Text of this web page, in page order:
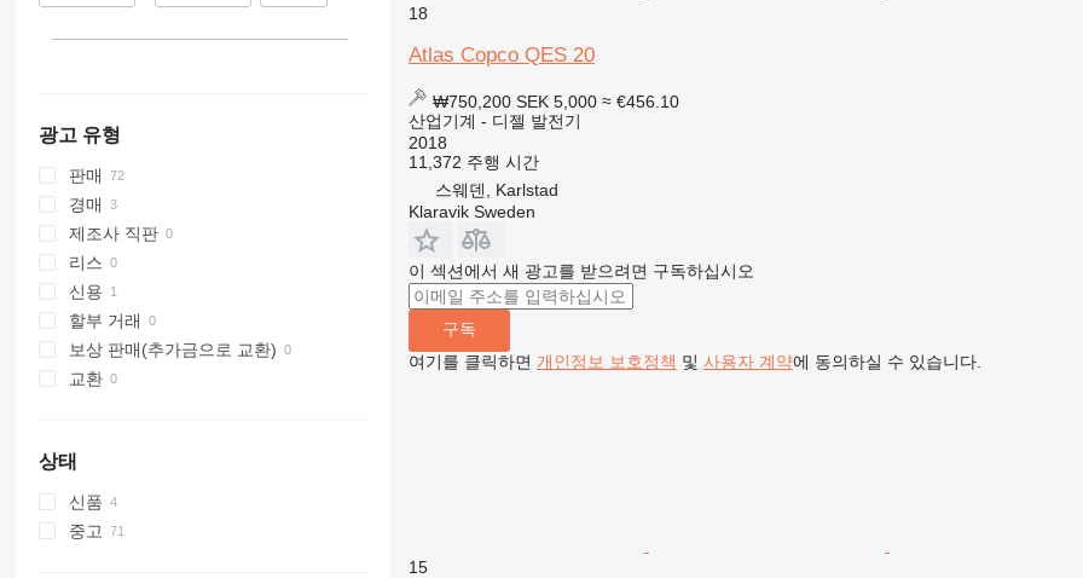
XAS 87
XAS 186
광고 유형
판매
경매
제조사 직판
리스
신용
할부 거래
보상 판매(추가금으로 교환)
교환
상태
신품
중고
18
Atlas Copco QES 20
₩750,200 SEK 5,000 ≈ €456.10
산업기계 - 디젤 발전기
2018
11,372 주행 시간
스웨덴, Karlstad
Klaravik Sweden
이 섹션에서 새 광고를 받으려면 구독하십시오
구독
여기를 클릭하면 개인정보 보호정책 및 사용자 계약에 동의하실 수 있습니다.
15